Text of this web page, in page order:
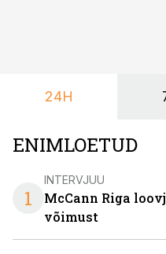
nendele vajadustele
24H
ENIMLOETUD
1
INTERVJUU
McCann Riga
võimust